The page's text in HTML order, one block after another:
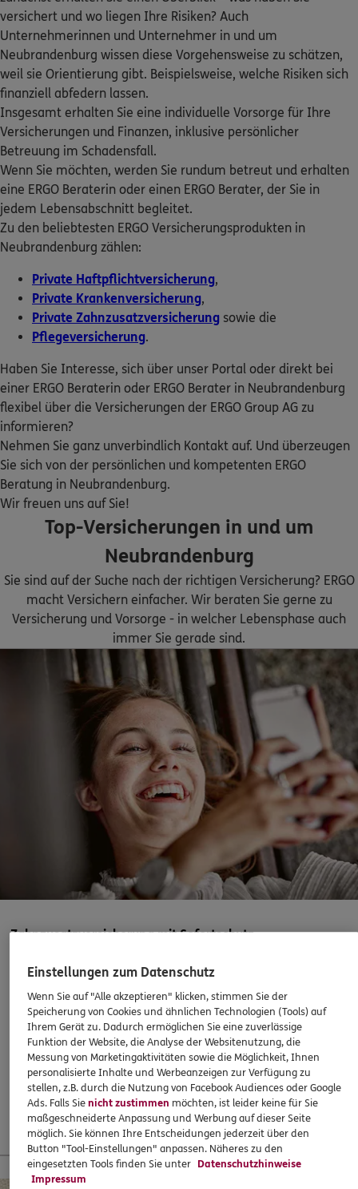
Rechnung einreichen
ERGO Berater finden
Kundenportal Log-in
Einsteinstr. 30 ,17036 Neubrandenburg
Homepage besuchen
5/5 ERGO
Lutz Mellin
Marie-Hager-Str. 50,17094 Burg Stargard(7.5 km)
Homepage besuchen
5/5 ERGO
Christian Ullerich
Bahnhofplatz 2,17217 Penzlin
Homepage besuchen
Lutz Köppen
Brandenburger Str. 26,17087
(14.6 km)
Homepage besuchen
5/5
Arite Siedler
Am See 8 Siedenbollentin
(20.9 km)
Homepage besuchen
Diana Mietusch
Turmstr. 3,17098
Homepage besuchen
Johannes Mietusch
Turmstr. 3 17098 Friedland
(22.1 km)
Homepage besuchen
ERGO
Marlen Küster
Krumme Str. 51 , 17348 Woldegk
(23.7 km)
Homepage besuchen
ERGO
Nele-Marlen Bolsewig
Seestr. 23, 17235 Neustrelitz
(26.1 km)
Homepage besuchen
5 ERGO
Marcus Haase
Neustrelitz(26.1 km)
Homepage besuchen
ERGO
Celine Przybylla
Homepage besuchen
5/5 ERGO
Marcus Haase
Neue Str. 1,17153 Stavenhagen (28.2 km)
Homepage besuchen
ERGO
Chris Lorenz
Neue Straße 1 17153
Reuterstadt Stavenhagen
(28.2 km)
Homepage besuchen
versichert und wo liegen Ihre Risiken? Auch
Unternehmerinnen und Unternehmer in und um
Neubrandenburg wissen diese Vorgehensweise zu schätzen,
weil sie Orientierung gibt. Beispielsweise, welche Risiken sich
finanziell abfedern lassen.
Insgesamt erhalten Sie eine individuelle Vorsorge für Ihre
Versicherungen und Finanzen, inklusive persönlicher
Betreuung im Schadensfall.
Wenn Sie möchten, werden Sie rundum betreut und erhalten
eine ERGO Beraterin oder einen ERGO Berater, der Sie in
jedem Lebensabschnitt begleitet.
Zu den beliebtesten ERGO Versicherungsprodukten in
Neubrandenburg zählen:
Private Haftpflichtversicherung,
Private Krankenversicherung,
Private Zahnzusatzversicherung sowie die
Pflegeversicherung.
Haben Sie Interesse, sich über unser Portal oder direkt bei
einer ERGO Beraterin oder ERGO Berater in Neubrandenburg
flexibel über die Versicherungen der ERGO Group AG zu
informieren?
Nehmen Sie ganz unverbindlich Kontakt auf. Und überzeugen
Sie sich von der persönlichen und kompetenten ERGO
Beratung in Neubrandenburg.
Wir freuen uns auf Sie!
Top-Versicherungen in und um
Neubrandenburg
Sie sind auf der Suche nach der richtigen Versicherung? ERGO
macht Versichern einfacher. Wir beraten Sie gerne zu
Versicherung und Vorsorge - in welcher Lebensphase auch
immer Sie gerade sind.
Zahnzusatzversicherung mit Sofortschutz
Abschließen, wenn es eigentlich schon zu spät ist? Mit
ERGO klappts! Sogar, wenn die Behandlung bereits
begonnen hat. Oder ein Heil- und Kostenplan vorliegt –
super!
37,60€ monatlich
Mehr erfahren
13 % Startbonus für junge Leute
Einstellungen zum Datenschutz
Wenn Sie auf "Alle akzeptieren" klicken, stimmen Sie der
Speicherung von Cookies und ähnlichen Technologien (Tools) auf
Ihrem Gerät zu. Dadurch ermöglichen Sie eine zuverlässige
Funktion der Website, die Analyse der Websitenutzung, die
Messung von Marketingaktivitäten sowie die Möglichkeit, Ihnen
personalisierte Inhalte und Werbeanzeigen zur Verfügung zu
stellen, z.B. durch die Nutzung von Facebook Audiences oder Google
Ads. Falls Sienicht zustimmen möchten, ist leider keine für Sie
maßgeschneiderte Anpassung und Werbung auf dieser Seite
möglich. Sie können Ihre Entscheidungen jederzeit über den
Button "Tool-Einstellungen" anpassen. Näheres zu den
eingesetzten Tools finden Sie unter Datenschutzhinweise
Impressum